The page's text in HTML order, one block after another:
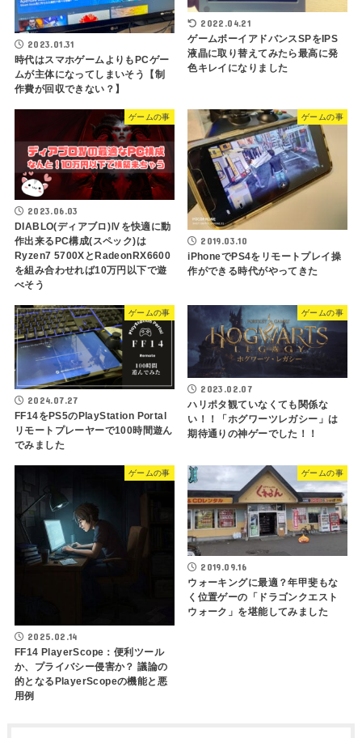
2023.01.31
時代はスマホゲームよりもPCゲー
ムが主体になってしまいそう【制
作費が回収できない？】
2022.04.21
ゲームボーイアドバンスSPをIPS
液晶に取り替えてみたら最高に発
色キレイになりました
ゲームの事
2023.06.03
DIABLO(ディアブロ)Ⅳを快適に動
作出来るPC構成(スペック)は
Ryzen7 5700XとRadeonRX6600
を組み合わせれば10万円以下で遊
べそう
ゲームの事
2019.03.10
iPhoneでPS4をリモートプレイ操
作ができる時代がやってきた
ゲームの事
2024.07.27
FF14をPS5のPlayStation Portal
リモートプレーヤーで100時間遊ん
でみました
ゲームの事
2023.02.07
ハリポタ観ていなくても関係な
い！！「ホグワーツレガシー」は
期待通りの神ゲーでした！！
ゲームの事
2025.02.14
FF14 PlayerScope：便利ツール
か、プライバシー侵害か？ 議論の
的となるPlayerScopeの機能と悪
用例
ゲームの事
2019.09.16
ウォーキングに最適？年甲斐もな
く位置ゲーの「ドラゴンクエスト
ウォーク」を堪能してみました